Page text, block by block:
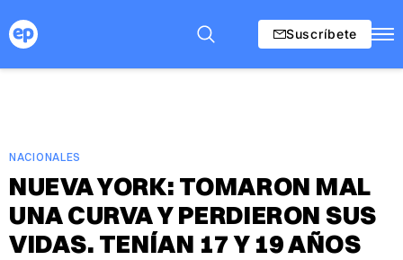
Suscríbete
NACIONALES
NUEVA YORK: TOMARON MAL
UNA CURVA Y PERDIERON SUS
VIDAS. TENÍAN 17 Y 19 AÑOS